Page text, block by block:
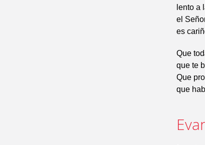
lento a
el
es
Que
que te
Que
que